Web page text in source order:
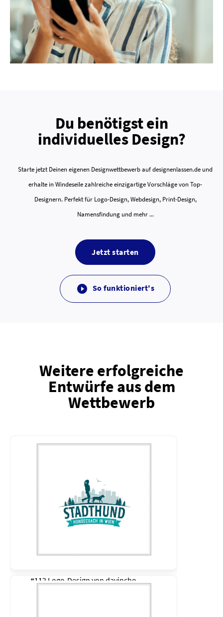
Du benötigst ein
individuelles Design?
Starte jetzt Deinen eigenen Designwettbewerb auf designenlassen.de und
erhalte in Windeseile zahlreiche einzigartige Vorschläge von Top-
Designern. Perfekt für Logo-Design, Webdesign, Print-Design,
Namensfindung und mehr ...
Jetzt starten
 So funktioniert's
Weitere erfolgreiche
Entwürfe aus dem
Wettbewerb
#112 Logo-Design von davincho